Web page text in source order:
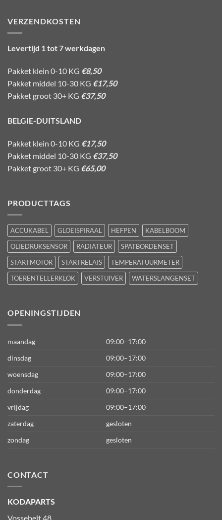
VERZENDKOSTEN
Levertijd 1 tot 7 werkdagen
Pakket klein 0-10 KG €8,50
Pakket middel 10-30 KG €17,50
Pakket groot 30+ KG €37,50
BELGIE-DUITSLAND
Pakket klein 0-10 KG €17,50
Pakket middel 10-30 KG €37,50
Pakket groot 30+ KG €65,00
PRODUCTTAGS
ACCUKABEL GLOEISPIRAAL HEFPEN
KABELBOOM
OLIEDRUKSENSOR
RADIATEUR
SPATBORDENSET
STARTMOTOR
STARTRELAIS
TEMPERATUURMETER
TOERENTELLERKLOK
VERSTUIVER WATERSLANGENSET
OPENINGSTIJDEN
maandag
09:00–17:00
dinsdag
09:00–17:00
woensdag
09:00–17:00
donderdag
09:00–17:00
vrijdag
09:00–17:00
zaterdag
gesloten
zondag
gesloten
CONTACT
KODAPARTS
Vossebelt 48